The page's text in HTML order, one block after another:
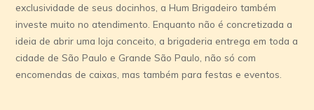
exclusividade de seus docinhos, a Hum Brigadeiro também
investe muito no atendimento. Enquanto não é concretizada a
ideia de abrir uma loja conceito, a brigaderia entrega em toda a
cidade de São Paulo e Grande São Paulo, não só com
encomendas de caixas, mas também para festas e eventos.